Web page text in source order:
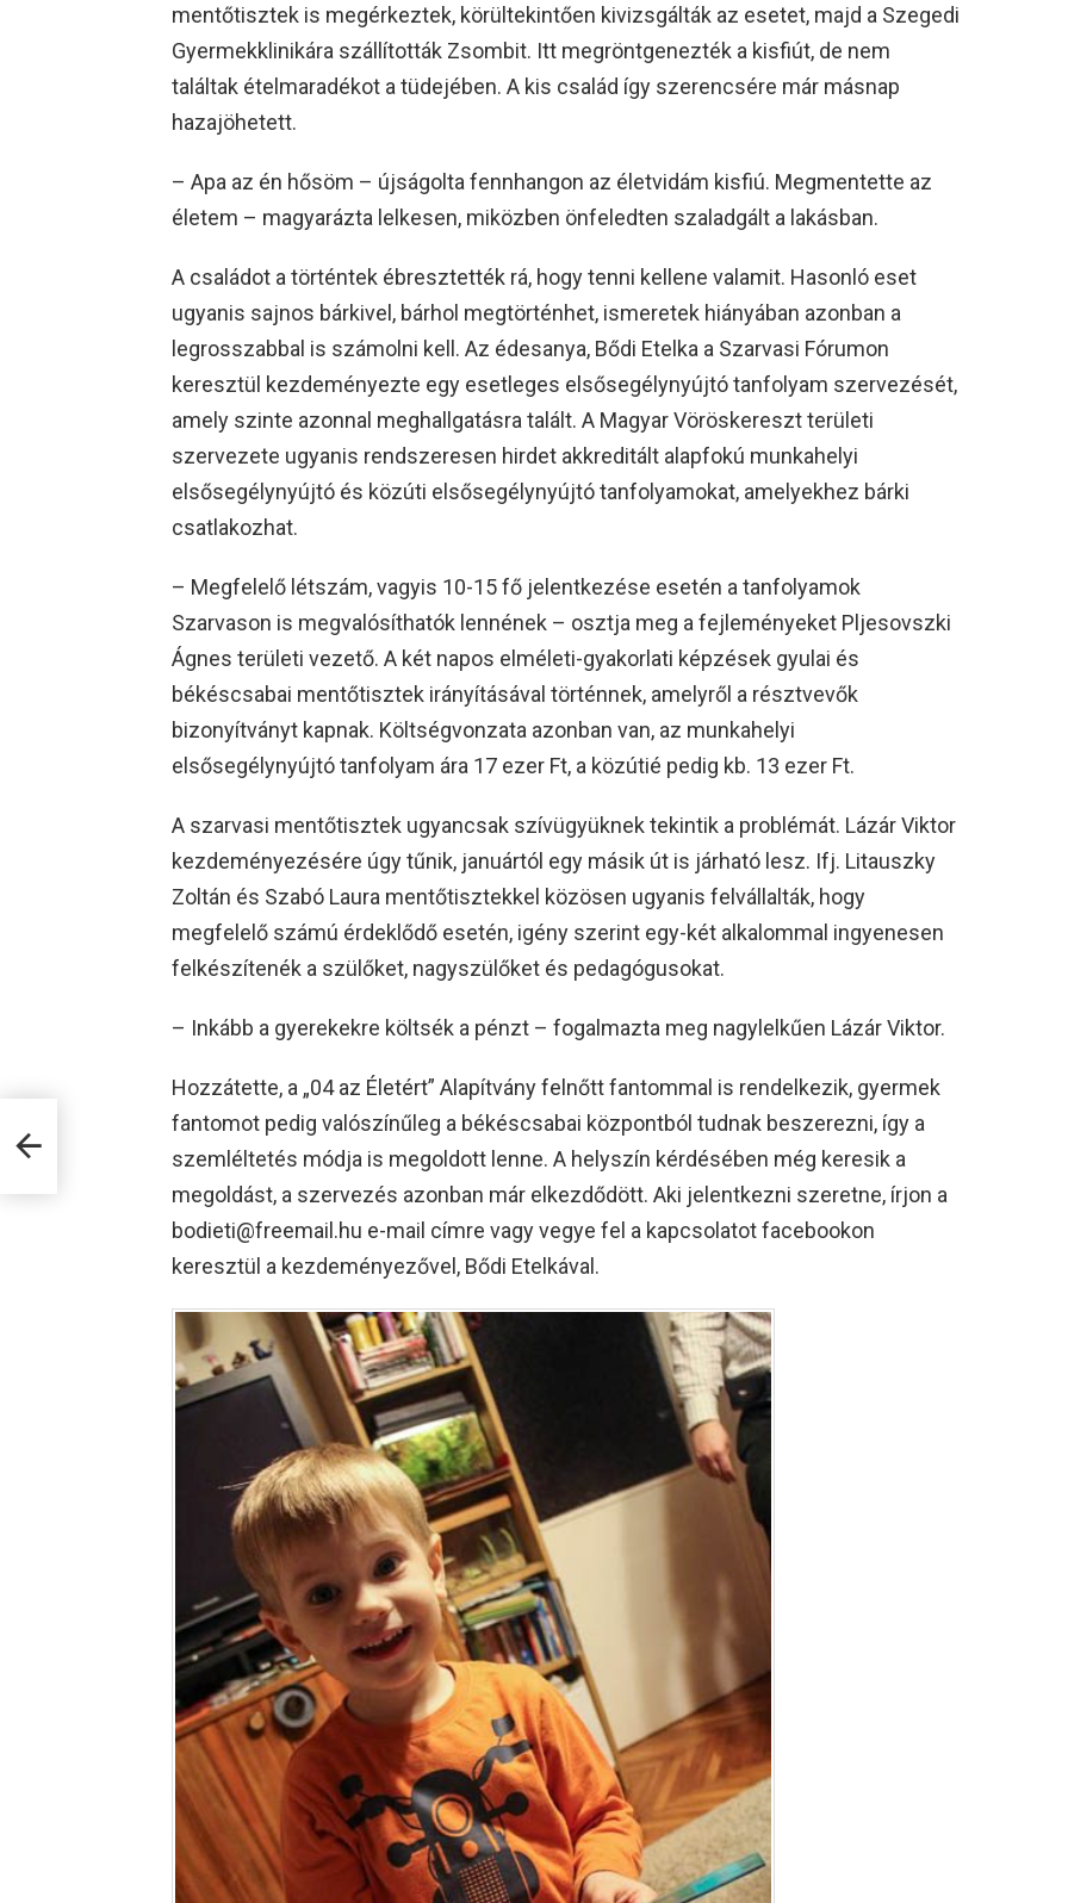
mentőtisztek is megérkeztek, körültekintően kivizsgálták az esetet, majd a Szegedi
Gyermekklinikára szállították Zsombit. Itt megröntgenezték a kisfiút, de nem
találtak ételmaradékot a tüdejében. A kis család így szerencsére már másnap
hazajöhetett.
– Apa az én hősöm – újságolta fennhangon az életvidám kisfiú. Megmentette az
életem – magyarázta lelkesen, miközben önfeledten szaladgált a lakásban.
A családot a történtek ébresztették rá, hogy tenni kellene valamit. Hasonló eset
ugyanis sajnos bárkivel, bárhol megtörténhet, ismeretek hiányában azonban a
legrosszabbal is számolni kell. Az édesanya, Bődi Etelka a Szarvasi Fórumon
keresztül kezdeményezte egy esetleges elsősegélynyújtó tanfolyam szervezését,
amely szinte azonnal meghallgatásra talált. A Magyar Vöröskereszt területi
szervezete ugyanis rendszeresen hirdet akkreditált alapfokú munkahelyi
elsősegélynyújtó és közúti elsősegélynyújtó tanfolyamokat, amelyekhez bárki
csatlakozhat.
– Megfelelő létszám, vagyis 10-15 fő jelentkezése esetén a tanfolyamok
Szarvason is megvalósíthatók lennének – osztja meg a fejleményeket Pljesovszki
Ágnes területi vezető. A két napos elméleti-gyakorlati képzések gyulai és
békéscsabai mentőtisztek irányításával történnek, amelyről a résztvevők
bizonyítványt kapnak. Költségvonzata azonban van, az munkahelyi
elsősegélynyújtó tanfolyam ára 17 ezer Ft, a közútié pedig kb. 13 ezer Ft.
A szarvasi mentőtisztek ugyancsak szívügyüknek tekintik a problémát. Lázár Viktor
kezdeményezésére úgy tűnik, januártól egy másik út is járható lesz. Ifj. Litauszky
Zoltán és Szabó Laura mentőtisztekkel közösen ugyanis felvállalták, hogy
megfelelő számú érdeklődő esetén, igény szerint egy-két alkalommal ingyenesen
felkészítenék a szülőket, nagyszülőket és pedagógusokat.
– Inkább a gyerekekre költsék a pénzt – fogalmazta meg nagylelkűen Lázár Viktor.
Hozzátette, a „04 az Életért” Alapítvány felnőtt fantommal is rendelkezik, gyermek
fantomot pedig valószínűleg a békéscsabai központból tudnak beszerezni, így a
szemléltetés módja is megoldott lenne. A helyszín kérdésében még keresik a
megoldást, a szervezés azonban már elkezdődött. Aki jelentkezni szeretne, írjon a
bodieti@freemail.hu e-mail címre vagy vegye fel a kapcsolatot facebookon
keresztül a kezdeményezővel, Bődi Etelkával.